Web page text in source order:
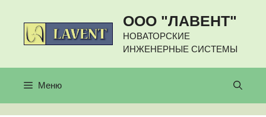
содержимому
ООО "ЛАВЕНТ"
НОВАТОРСКИЕ
ИНЖЕНЕРНЫЕ СИСТЕМЫ
Меню